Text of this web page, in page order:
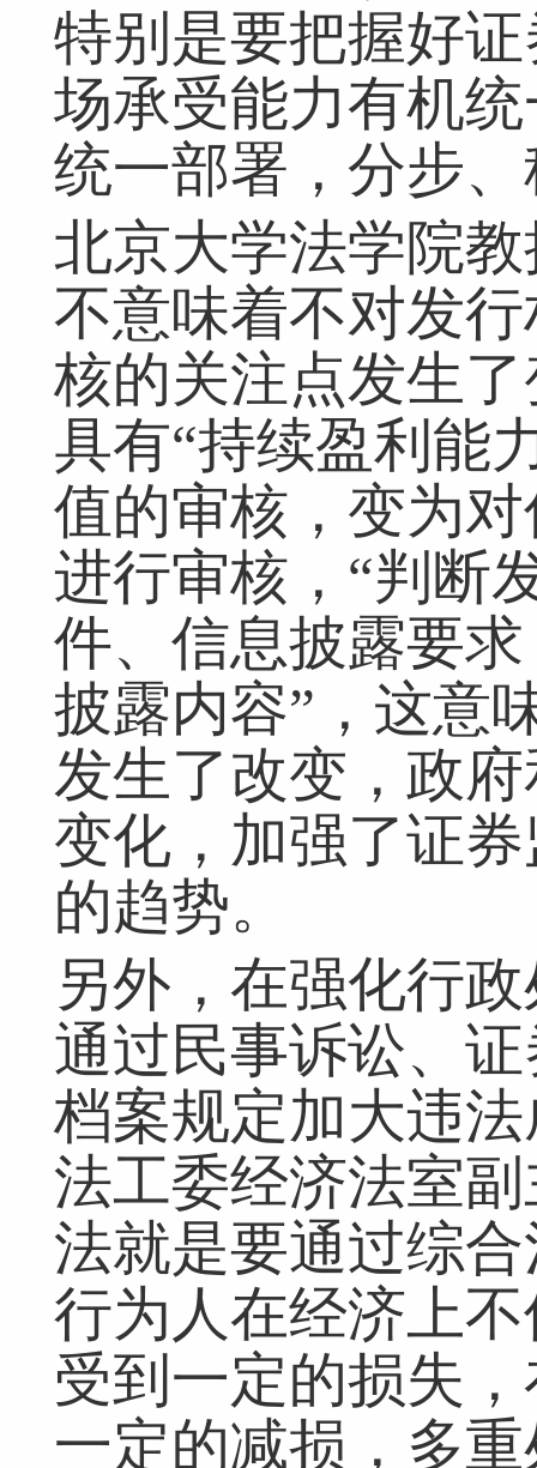
特别是要把握好
场承受能力有机
统一部署，分步
北京大学法学院
不意味着不对发
核的关注点发生
具有“持续盈利能
值的审核，变为
进行审核，“判断
件、信息披露要
披露内容”，这意
发生了改变，政
变化，加强了证
的趋势。
另外，在强化行
通过民事诉讼、
档案规定加大违
法工委经济法室
法就是要通过综
行为人在经济上
受到一定的损失
一定的减损，多